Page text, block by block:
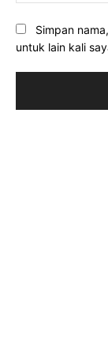
Simpan
untuk lain kali